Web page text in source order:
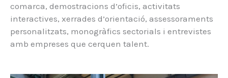
comarca, demostracions d’oficis, activitats
interactives, xerrades d’orientació, assessoraments
personalitzats, monogràfics sectorials i entrevistes
amb empreses que cerquen talent.